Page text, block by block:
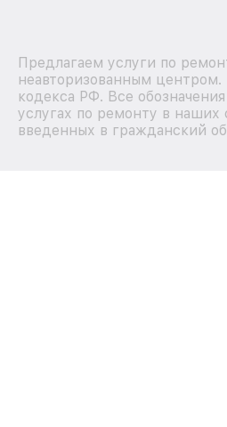
Предлагаем услуги по
неавторизованным
кодекса РФ. Все
услугах по ремонту в наших
введенных в гражданский